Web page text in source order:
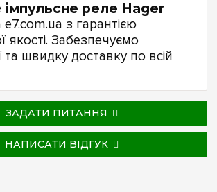
імпульсне реле Hager
e7.com.ua з гарантією
якості. Забезпечуємо
та швидку доставку по всій
ЗАДАТИ ПИТАННЯ
НАПИСАТИ ВІДГУК